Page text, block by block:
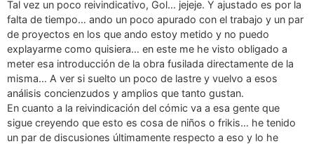
Tal vez un poco reivindicativo, Gol… jejeje. Y ajustado es por la
falta de tiempo… ando un poco apurado con el trabajo y un par
de proyectos en los que ando estoy metido y no puedo
explayarme como quisiera… en este me he visto obligado a
meter esa introducción de la obra fusilada directamente de la
misma… A ver si suelto un poco de lastre y vuelvo a esos
análisis concienzudos y amplios que tanto gustan.
En cuanto a la reivindicación del cómic va a esa gente que
sigue creyendo que esto es cosa de niños o frikis… he tenido
un par de discusiones últimamente respecto a eso y lo he